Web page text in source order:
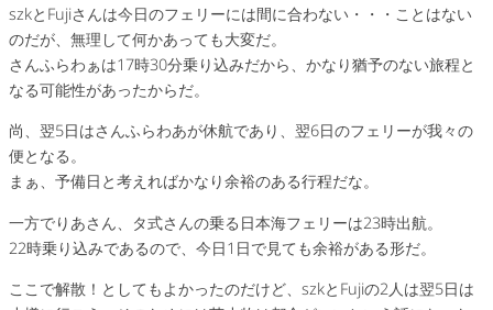
szkとFujiさんは今日のフェリーには間に合わない・・・ことはない
のだが、無理して何かあっても大変だ。
さんふらわぁは17時30分乗り込みだから、かなり猶予のない旅程と
なる可能性があったからだ。
尚、翌5日はさんふらわあが休航であり、翌6日のフェリーが我々の
便となる。
まぁ、予備日と考えればかなり余裕のある行程だな。
一方でりあさん、タ式さんの乗る日本海フェリーは23時出航。
22時乗り込みであるので、今日1日で見ても余裕がある形だ。
ここで解散！としてもよかったのだけど、szkとFujiの2人は翌5日は